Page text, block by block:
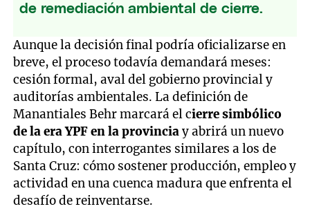
de remediación ambiental de cierre.
Aunque la decisión final podría oficializarse en
breve, el proceso todavía demandará meses:
cesión formal, aval del gobierno provincial y
auditorías ambientales. La definición de
Manantiales Behr marcará el cierre simbólico
de la era YPF en la provinciay abrirá un nuevo
capítulo, con interrogantes similares a los de
Santa Cruz: cómo sostener producción, empleo y
actividad en una cuenca madura que enfrenta el
desafío de reinventarse.